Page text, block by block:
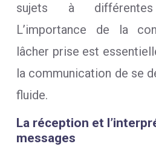
sujets à différentes
L’importance de la
lâcher prise est
la communication de se
fluide.
La réception et
messages